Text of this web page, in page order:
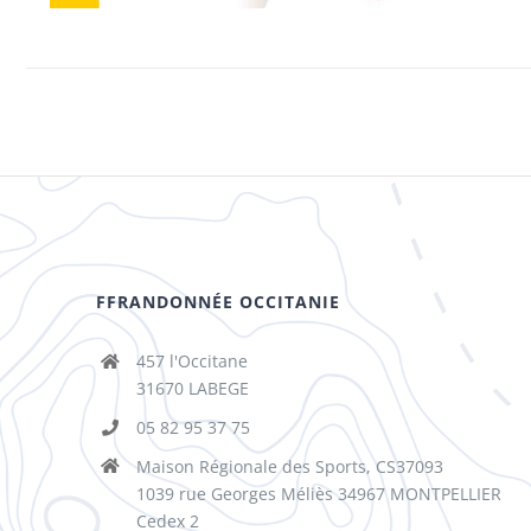
FFRANDONNÉE OCCITANIE
457 l'Occitane
31670 LABEGE
05 82 95 37 75
Maison Régionale des Sports, CS37093
1039 rue Georges Méliès 34967 MONTPELLIER
Cedex 2